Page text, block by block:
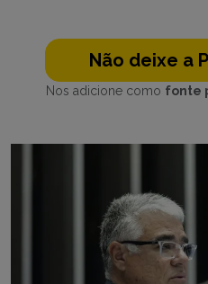
Não deixe a
Nos adicione como fonte